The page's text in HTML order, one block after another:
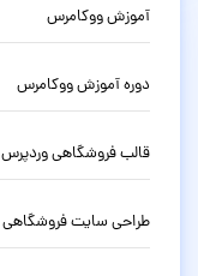
آموزش ووکامرس
دوره آموزش ووکامرس
قالب فروشگاهی وردپرس
طراحی سایت فروشگاهی